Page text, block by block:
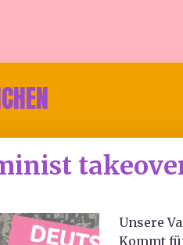
Unsere
Kommt